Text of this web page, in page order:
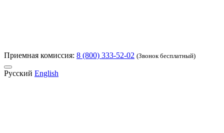
Приемная комиссия: 8 (800) 333-52-02 (Звонок бесплатный)
Русский English